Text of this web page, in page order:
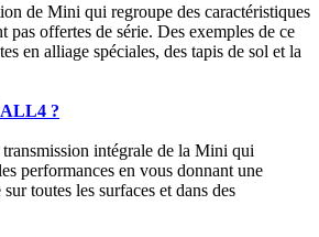
de Mini qui regroupe des caractéristiques
pas offertes de série. Des exemples de ce
en alliage spéciales, des tapis de sol et la
ALL4 ?
intégrale de la Mini qui
performances en vous donnant une
toutes les surfaces et dans des